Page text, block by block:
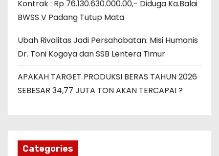
Kontrak : Rp 76.130.630.000.00,- Diduga Ka.Balai
BWSS V Padang Tutup Mata
Ubah Rivalitas Jadi Persahabatan: Misi Humanis
Dr. Toni Kogoya dan SSB Lentera Timur
APAKAH TARGET PRODUKSI BERAS TAHUN 2026
SEBESAR 34,77 JUTA TON AKAN TERCAPAI ?
Categories